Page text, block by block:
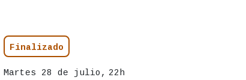
Información del evento
Estado
Finalizado
Fecha
Martes 28 de julio, 22h